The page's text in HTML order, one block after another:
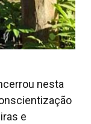
nesta
e